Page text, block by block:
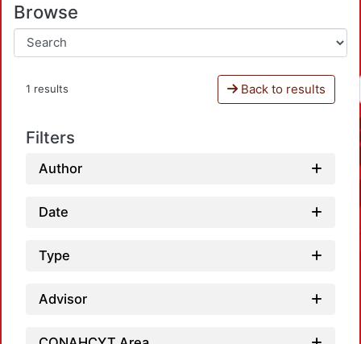
Browse
1 results Back to results
Filters
Author
Date
Type
Advisor